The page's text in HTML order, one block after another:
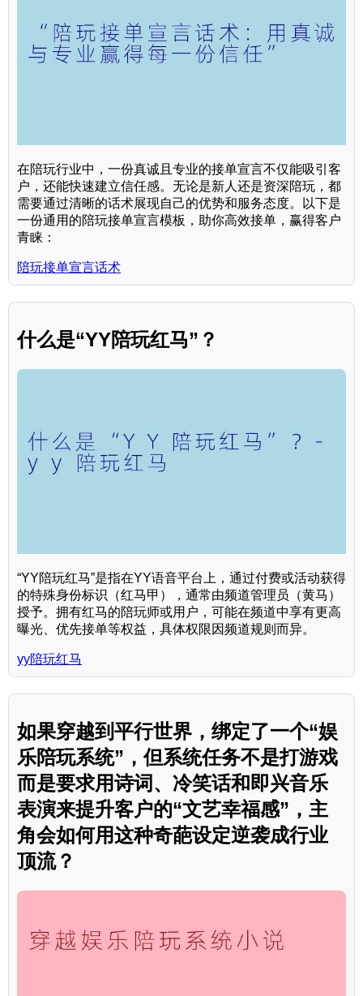
在陪玩行业中，一份真诚且专业的接单宣言不仅能吸引客
户，还能快速建立信任感。无论是新人还是资深陪玩，都
需要通过清晰的话术展现自己的优势和服务态度。以下是
一份通用的陪玩接单宣言模板，助你高效接单，赢得客户
青睐：
陪玩接单宣言话术
什么是“YY陪玩红马”？
“YY陪玩红马”是指在YY语音平台上，通过付费或活动获得
的特殊身份标识（红马甲），通常由频道管理员（黄马）
授予。拥有红马的陪玩师或用户，可能在频道中享有更高
曝光、优先接单等权益，具体权限因频道规则而异。
yy陪玩红马
如果穿越到平行世界，绑定了一个“娱
乐陪玩系统”，但系统任务不是打游戏
而是要求用诗词、冷笑话和即兴音乐
表演来提升客户的“文艺幸福感”，主
角会如何用这种奇葩设定逆袭成行业
顶流？